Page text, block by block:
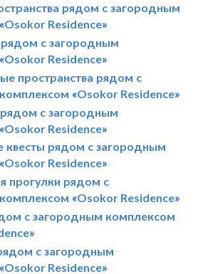
рядом с загородным
Residence»
с загородным
Residence»
пространства рядом с
«Osokor Residence»
с загородным
Residence»
квесты рядом с загородным
Residence»
прогулки рядом с
«Osokor Residence»
с загородным комплексом
с загородным
Residence»